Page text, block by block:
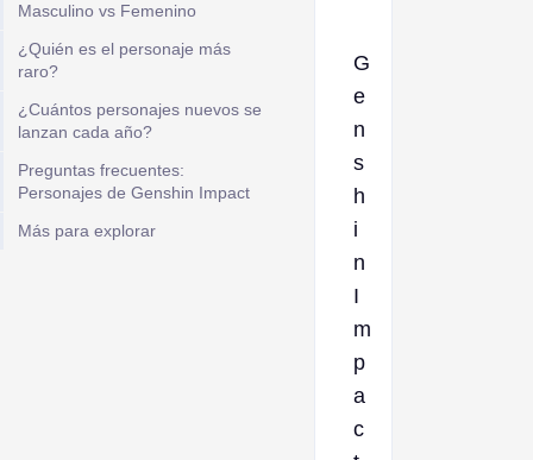
Masculino vs Femenino
¿Quién es el personaje más
raro?
¿Cuántos personajes nuevos se
lanzan cada año?
Preguntas frecuentes:
Personajes de Genshin Impact
Más para explorar
G
e
n
s
h
i
n
I
m
p
a
c